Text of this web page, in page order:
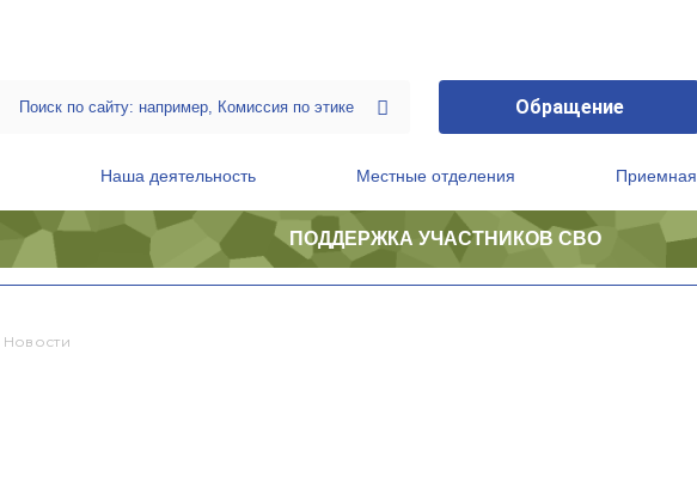
Обращение
Наша деятельность Местные отделения Приемная
ПОДДЕРЖКА УЧАСТНИКОВ СВО
Новости